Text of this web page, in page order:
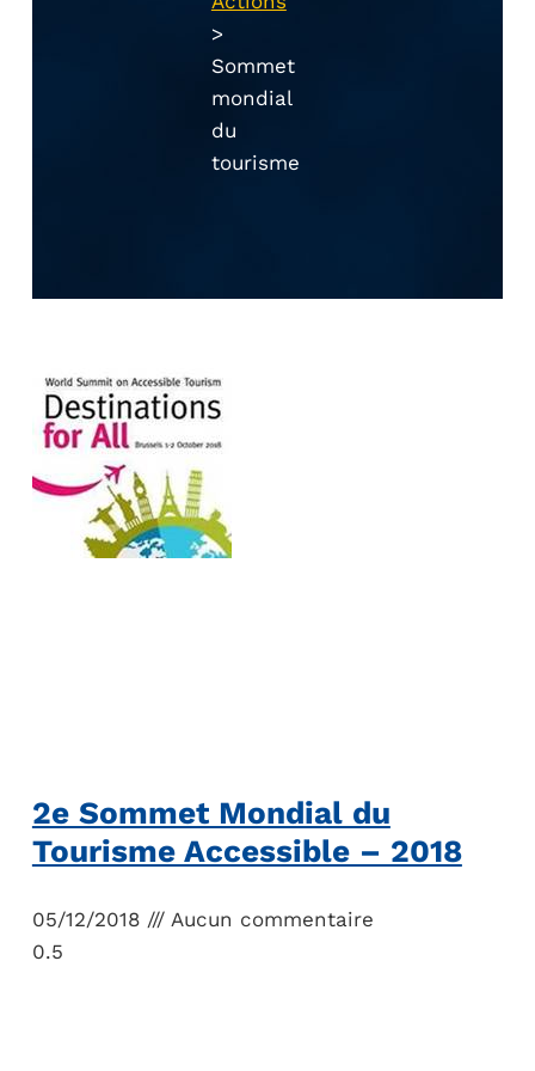
>
Sommet
mondial
du
tourisme
2e Sommet Mondial du
Tourisme Accessible – 2018
05/12/2018 Aucun commentaire